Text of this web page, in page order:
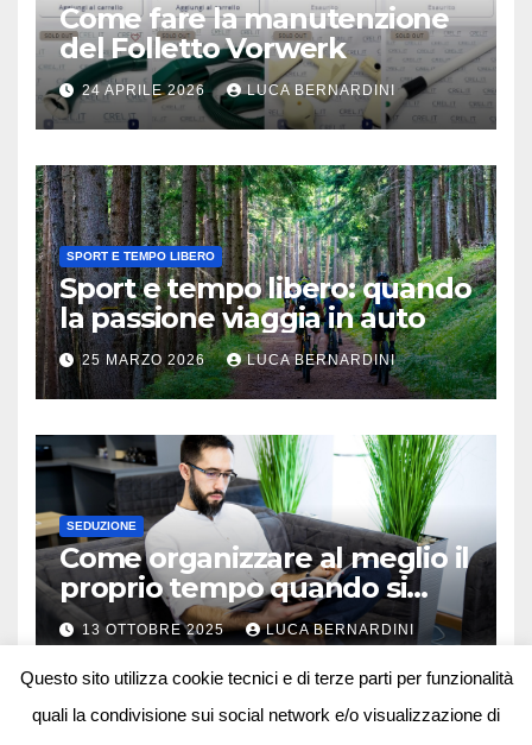
Come fare la manutenzione
del Folletto Vorwerk
24 APRILE 2026 LUCA BERNARDINI
SPORT E TEMPO LIBERO
Sport e tempo libero: quando
la passione viaggia in auto
25 MARZO 2026 LUCA BERNARDINI
SEDUZIONE
Come organizzare al meglio il
proprio tempo quando si
lavora in autonomia
13 OTTOBRE 2025 LUCA BERNARDINI
Questo sito utilizza cookie tecnici e di terze parti per funzionalità
quali la condivisione sui social network e/o visualizzazione di